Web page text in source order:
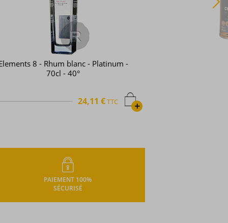
8 - Rhum blanc - Platinum -
70cl - 40°
+
24,11 €TTC
PAIEMENT 100%
SÉCURISÉ